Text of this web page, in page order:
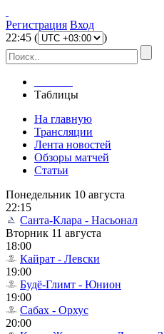
Регистрация Вход
22:45 ( )
Таблицы
На главную
Трансляции
Лента новостей
Обзоры матчей
Статьи
Понедельник 10 августа
22:15
Санта-Клара - Насьонал
Вторник 11 августа
18:00
Кайрат - Левски
19:00
Будё-Глимт - Юнион
19:00
Сабах - Орхус
20:00